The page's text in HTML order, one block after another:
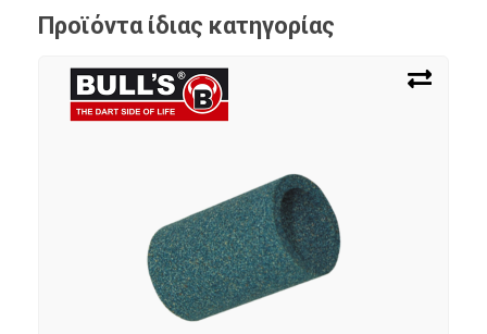
Προϊόντα ίδιας κατηγορίας